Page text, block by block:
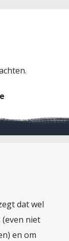
dat wel
niet
en om